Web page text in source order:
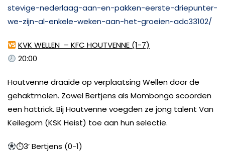
stevige-nederlaag-aan-en-pakken-eerste-driepunter-
we-zijn-al-enkele-weken-aan-het-groeien~adc33102/
KVK WELLEN – KFC HOUTVENNE (1-7)
20:00
Houtvenne draaide op verplaatsing Wellen door de
gehaktmolen. Zowel Bertjens als Mombongo scoorden
een hattrick. Bij Houtvenne voegden ze jong talent Van
Keilegom (KSK Heist) toe aan hun selectie.
⏱3’ Bertjens (0-1)